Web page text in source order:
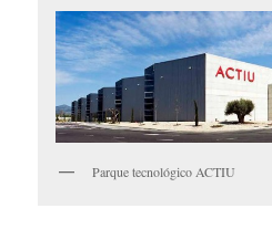
Parque tecnológico ACTIU